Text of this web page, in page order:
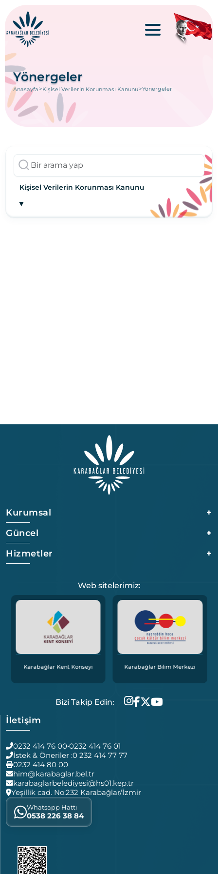
Yönergeler
Anasayfa>Kişisel Verilerin Korunması Kanunu>Yönergeler
Kişisel Verilerin Korunması Kanunu
▼
Kurumsal
+
Güncel
+
Hizmetler
+
Web sitelerimiz:
Karabağlar Kent Konseyi Karabağlar Bilim Merkezi
Bizi Takip Edin:
İletişim
0232 414 76 00•0232 414 76 01
İstek & Öneriler :0 232 414 77 77
0232 414 80 00
him@karabaglar.bel.tr
karabaglarbelediyesi@hs01.kep.tr
Yeşillik cad. No:232 Karabağlar/İzmir
Whatsapp Hattı
0538 226 38 84